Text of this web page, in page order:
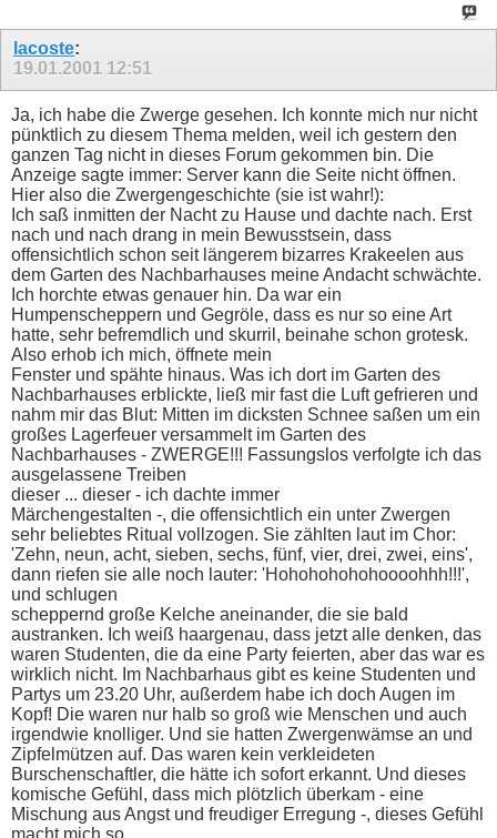
lacoste:
19.01.2001 12:51
Ja, ich habe die Zwerge gesehen. Ich konnte mich nur nicht
pünktlich zu diesem Thema melden, weil ich gestern den
ganzen Tag nicht in dieses Forum gekommen bin. Die
Anzeige sagte immer: Server kann die Seite nicht öffnen.
Hier also die Zwergengeschichte (sie ist wahr!):
Ich saß inmitten der Nacht zu Hause und dachte nach. Erst
nach und nach drang in mein Bewusstsein, dass
offensichtlich schon seit längerem bizarres Krakeelen aus
dem Garten des Nachbarhauses meine Andacht schwächte.
Ich horchte etwas genauer hin. Da war ein
Humpenscheppern und Gegröle, dass es nur so eine Art
hatte, sehr befremdlich und skurril, beinahe schon grotesk.
Also erhob ich mich, öffnete mein
Fenster und spähte hinaus. Was ich dort im Garten des
Nachbarhauses erblickte, ließ mir fast die Luft gefrieren und
nahm mir das Blut: Mitten im dicksten Schnee saßen um ein
großes Lagerfeuer versammelt im Garten des
Nachbarhauses - ZWERGE!!! Fassungslos verfolgte ich das
ausgelassene Treiben
dieser ... dieser - ich dachte immer
Märchengestalten -, die offensichtlich ein unter Zwergen
sehr beliebtes Ritual vollzogen. Sie zählten laut im Chor:
'Zehn, neun, acht, sieben, sechs, fünf, vier, drei, zwei, eins',
dann riefen sie alle noch lauter: 'Hohohohohohoooohhh!!!',
und schlugen
scheppernd große Kelche aneinander, die sie bald
austranken. Ich weiß haargenau, dass jetzt alle denken, das
waren Studenten, die da eine Party feierten, aber das war es
wirklich nicht. Im Nachbarhaus gibt es keine Studenten und
Partys um 23.20 Uhr, außerdem habe ich doch Augen im
Kopf! Die waren nur halb so groß wie Menschen und auch
irgendwie knolliger. Und sie hatten Zwergenwämse an und
Zipfelmützen auf. Das waren kein verkleideten
Burschenschaftler, die hätte ich sofort erkannt. Und dieses
komische Gefühl, dass mich plötzlich überkam - eine
Mischung aus Angst und freudiger Erregung -, dieses Gefühl
macht mich so